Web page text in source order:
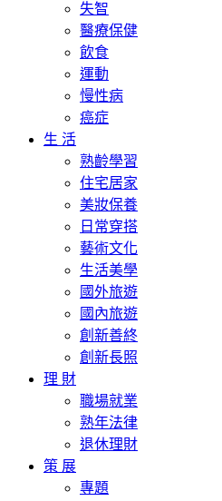
失智
醫療保健
飲食
運動
慢性病
癌症
生 活
熟齡學習
住宅居家
美妝保養
日常穿搭
藝術文化
生活美學
國外旅遊
國內旅遊
創新善終
創新長照
理 財
職場就業
熟年法律
退休理財
策 展
專題